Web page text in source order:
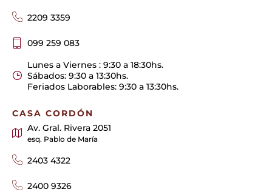
2209 3359
099 259 083
Lunes a Viernes : 9:30 a 18:30hs.
Sábados: 9:30 a 13:30hs.
Feriados Laborables: 9:30 a 13:30hs.
CASA CORDÓN
Av. Gral. Rivera 2051
esq. Pablo de María
2403 4322
2400 9326